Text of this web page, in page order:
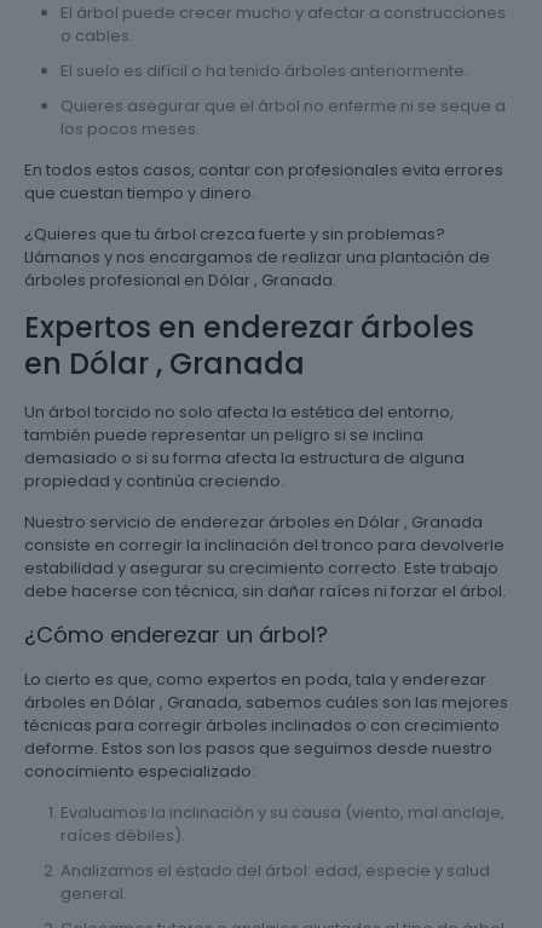
El árbol puede crecer mucho y afectar a construcciones
o cables.
El suelo es difícil o ha tenido árboles anteriormente.
Quieres asegurar que el árbol no enferme ni se seque a
los pocos meses.
En todos estos casos, contar con profesionales evita errores
que cuestan tiempo y dinero.
¿Quieres que tu árbol crezca fuerte y sin problemas?
Llámanos y nos encargamos de realizar una plantación de
árboles profesional en Dólar , Granada.
Expertos en enderezar árboles
en Dólar , Granada
Un árbol torcido no solo afecta la estética del entorno,
también puede representar un peligro si se inclina
demasiado o si su forma afecta la estructura de alguna
propiedad y continúa creciendo.
Nuestro servicio de enderezar árboles en Dólar , Granada
consiste en corregir la inclinación del tronco para devolverle
estabilidad y asegurar su crecimiento correcto. Este trabajo
debe hacerse con técnica, sin dañar raíces ni forzar el árbol.
¿Cómo enderezar un árbol?
Lo cierto es que, como expertos en poda, tala y enderezar
árboles en Dólar , Granada, sabemos cuáles son las mejores
técnicas para corregir árboles inclinados o con crecimiento
deforme. Estos son los pasos que seguimos desde nuestro
conocimiento especializado:
Evaluamos la inclinación y su causa (viento, mal anclaje,
raíces débiles).
Analizamos el estado del árbol: edad, especie y salud
general.